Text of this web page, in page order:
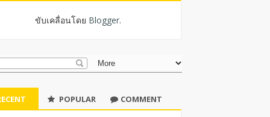
ขับเคลื่อนโดย Blogger.
POPULAR COMMENT